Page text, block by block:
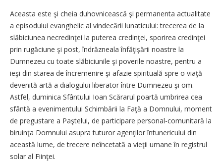
Aceasta este şi cheia duhovnicească şi permanenta actualitate
a episodului evanghelic al vindecării lunaticului: trecerea de la
slăbiciunea necredinţei la puterea credinţei, sporirea credinţei
prin rugăciune şi post, îndrăzneala înfăţişării noastre la
Dumnezeu cu toate slăbiciunile şi poverile noastre, pentru a
ieşi din starea de încremenire şi afazie spirituală spre o viaţă
devenită artă a dialogului liberator între Dumnezeu şi om.
Astfel, duminica Sfântului Ioan Scărarul poartă umbrirea cea
sfântă a evenimentului Schimbării la Faţă a Domnului, moment
de pregustare a Paştelui, de participare personal-comunitară la
biruinţa Domnului asupra tuturor agenţilor întunericului din
această lume, de trecere neîncetată a vieţii umane în registrul
solar al Fiinţei.